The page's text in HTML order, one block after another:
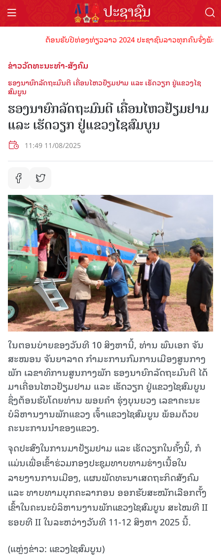
ຕ້ອນຮັບປີທ່ອງທ່ຽວລາວ 2024 ປະຊາຊົນລາວທຸກຄົນຈົ່ງພ້ອ
ຂ່າວວັດທະນະທຳ-ສັງຄົມ
ຮອງນາຍົກລັດຖະມົນຕີ ເຄື່ອນໄຫວຢ້ຽມຢາມ ແລະ ເຮັດວຽກ ຢູ່ແຂວງໄຊ
ສົມບູນ
ຮອງນາຍົກລັດຖະມົນຕີ ເຄື່ອນໄຫວຢ້ຽມຢາມ
ແລະ ເຮັດວຽກ ຢູ່ແຂວງໄຊສົມບູນ
11:49 11/08/2025
ໃນຕອນບ່າຍຂອງວັນທີ 10 ສິງຫານີ້, ທ່ານ ພົນເອກ ຈັນ
ສະໝອນ ຈັນຍາລາດ ກຳມະການກົມການເມືອງສູນກາງ
ພັກ ເລຂາທິການສູນກາງພັກ ຮອງນາຍົກລັດຖະມົນຕີ ໄດ້
ມາເຄື່ອນໄຫວຢ້ຽມຢາມ ແລະ ເຮັດວຽກ ຢູ່ແຂວງໄຊສົມບູນ
ຊຶ່ງຕ້ອນຮັບໂດຍທ່ານ ພອຍຄຳ ຮຸ່ງບຸນຍວງ ເລຂາຄະນະ
ບໍລິຫານງານພັກແຂວງ ເຈົ້າແຂວງໄຊສົມບູນ ພ້ອມດ້ວຍ
ຄະນະການນຳຂອງແຂວງ.
ຈຸດປະສົງໃນການມາຢ້ຽມຢາມ ແລະ ເຮັດວຽກໃນຄັ້ງນີ້, ກໍ
ແມ່ນເພື່ອເຂົ້າຮ່ວມກອງປະຊຸມທາບທາມຮ່າງເນື້ອໃນ
ລາຍງານການເມືອງ, ແຜນພັດທະນາເສດຖະກິດສັງຄົມ
ແລະ ທາບທາມບຸກຄະລາກອນ ອອກຮັບສະໝັກເລືອກຕັ້ງ
ເຂົ້າໃນຄະນະບໍລິຫານງານພັກແຂວງໄຊສົມບູນ ສະໄໝທີ II
ຮອບທີ II ໃນລະຫວ່າງວັນທີ 11-12 ສິງຫາ 2025 ນີ້.
(ແຫຼ່ງຂ່າວ: ແຂວງໄຊສົມບູນ)